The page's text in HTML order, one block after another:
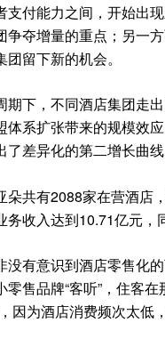
支付能力之间，开始出
争夺增量的重点；另一
留下新的机会。
期下，不同酒店集团走
体系扩张带来的规模效
差异化的第二增长曲线
朵共有2088家在营酒店
务收入达到10.71亿元，
没有意识到酒店零售化
零售品牌“客听”，住客
因为酒店消费频次太低